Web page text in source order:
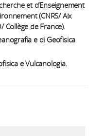
et d’Enseignement
(CNRS/ Aix
Collège de France).
e di Geofisica
e Vulcanologia.